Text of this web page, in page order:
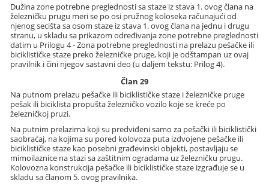
Dužina zone potrebne preglednosti sa staze iz stava 1. ovog člana na
železničku prugu meri se po osi pružnog koloseka računajući od
njenog secišta sa osom staze iz stava 1. ovog člana na jednu i drugu
stranu, u skladu sa prikazom određivanja zone potrebne preglednosti
datim u Prilogu 4 - Zona potrebne preglednosti na prelazu pešačke ili
biciklističke staze preko železničke pruge, koji je odštampan uz ovaj
pravilnik i čini njegov sastavni deo (u daljem tekstu: Prilog 4).
Član 29
Na putnom prelazu pešačke ili biciklističke staze i železničke pruge
pešak ili biciklista propušta železničko vozilo koje se kreće po
železničkoj pruzi.
Na putnim prelazima koji su predviđeni samo za pešački ili biciklistički
saobraćaj, na kojima su pored kolovoza puta izdvojene pešačke ili
biciklističke staze kao posebni građevinski objekti, postavljaju se
mimoilaznice na stazi sa zaštitnim ogradama uz železničku prugu.
Kolovozna konstrukcija pešačke ili biciklističke staze izgrađuje se u
skladu sa članom 5. ovog pravilnika.